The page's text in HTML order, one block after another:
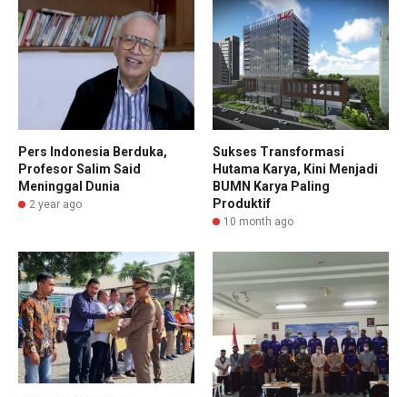
Pers Indonesia Berduka,
Profesor Salim Said
Meninggal Dunia
2 year ago
Sukses Transformasi
Hutama Karya, Kini Menjadi
BUMN Karya Paling
Produktif
10 month ago